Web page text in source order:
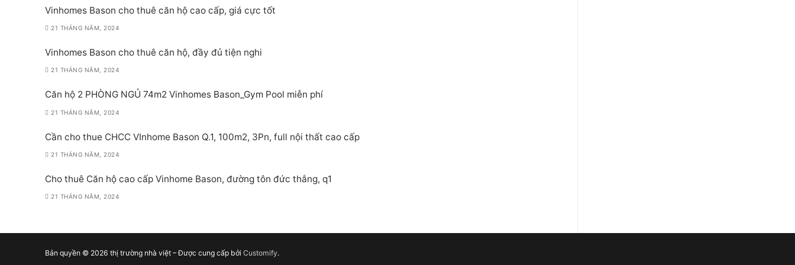
Vinhomes Bason cho thuê căn hộ cao cấp, giá cực tốt
21 THÁNG NĂM, 2024
Vinhomes Bason cho thuê căn hộ, đầy đủ tiện nghi
21 THÁNG NĂM, 2024
Căn hộ 2 PHÒNG NGỦ 74m2 Vinhomes Bason_Gym Pool miễn phí
21 THÁNG NĂM, 2024
Cần cho thue CHCC VInhome Bason Q.1, 100m2, 3Pn, full nội thất cao cấp
21 THÁNG NĂM, 2024
Cho thuê Căn hộ cao cấp Vinhome Bason, đường tôn đức thắng, q1
21 THÁNG NĂM, 2024
Bản quyền © 2026 thị trường nhà việt – Được cung cấp bởi Customify.